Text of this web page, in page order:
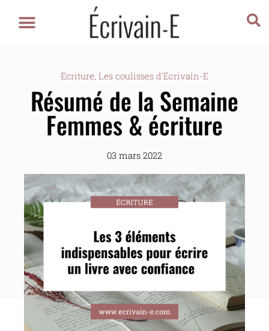
Écriture, Les coulisses d'Écrivain-E
Résumé de la Semaine
Femmes & écriture
03 mars 2022